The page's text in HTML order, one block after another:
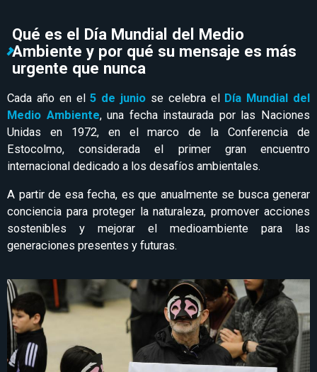
Qué es el Día Mundial del Medio
Ambiente y por qué su mensaje es más
urgente que nunca
Cada año en el5 de junio se celebra el Día Mundial del
Medio Ambiente, una fecha instaurada por las Naciones
Unidas en 1972, en el marco de la Conferencia de
Estocolmo, considerada el primer gran encuentro
internacional dedicado a los desafíos ambientales.
A partir de esa fecha, es que anualmente se busca generar
conciencia para proteger la naturaleza, promover acciones
sostenibles y mejorar el medioambiente para las
generaciones presentes y futuras.